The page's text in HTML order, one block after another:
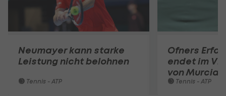
Neumayer kann starke
Leistung nicht belohnen
Tennis - ATP
Ofners
endet im
von Murcia
Tennis - ATP